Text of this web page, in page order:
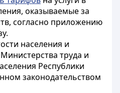
оказываемые за
согласно приложению
населения и
труда и
Республики
законодательством